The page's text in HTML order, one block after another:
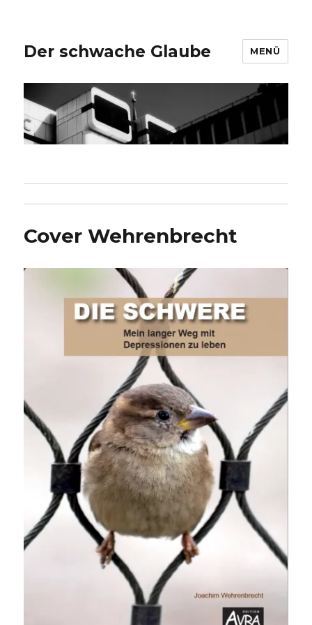
Der schwache Glaube MENÜ
Cover Wehrenbrecht